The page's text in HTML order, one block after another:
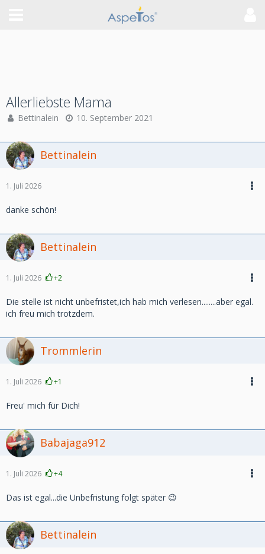
Allerliebste Mama
Bettinalein 10. September 2021
Bettinalein
1. Juli 2026
danke schön!
Bettinalein
1. Juli 2026 +2
Die stelle ist nicht unbefristet,ich hab mich verlesen........aber egal.
ich freu mich trotzdem.
Trommlerin
1. Juli 2026 +1
Freu' mich für Dich!
Babajaga912
1. Juli 2026 +4
Das ist egal...die Unbefristung folgt später 😉
Bettinalein